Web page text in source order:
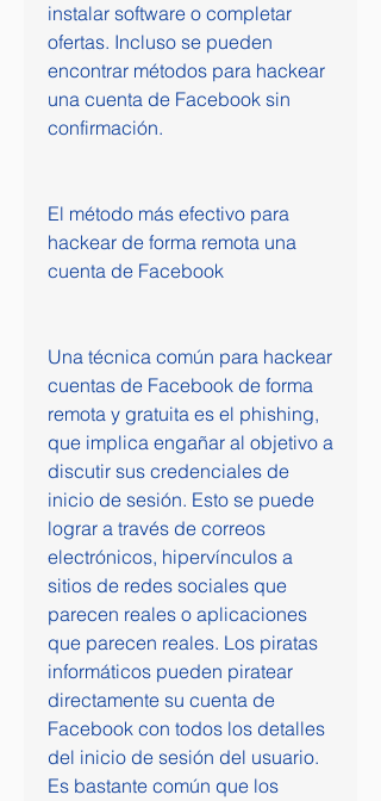
instalar software o completar
ofertas. Incluso se pueden
encontrar métodos para hackear
una cuenta de Facebook sin
confirmación.
El método más efectivo para
hackear de forma remota una
cuenta de Facebook
Una técnica común para hackear
cuentas de Facebook de forma
remota y gratuita es el phishing,
que implica engañar al objetivo a
discutir sus credenciales de
inicio de sesión. Esto se puede
lograr a través de correos
electrónicos, hipervínculos a
sitios de redes sociales que
parecen reales o aplicaciones
que parecen reales. Los piratas
informáticos pueden piratear
directamente su cuenta de
Facebook con todos los detalles
del inicio de sesión del usuario.
Es bastante común que los